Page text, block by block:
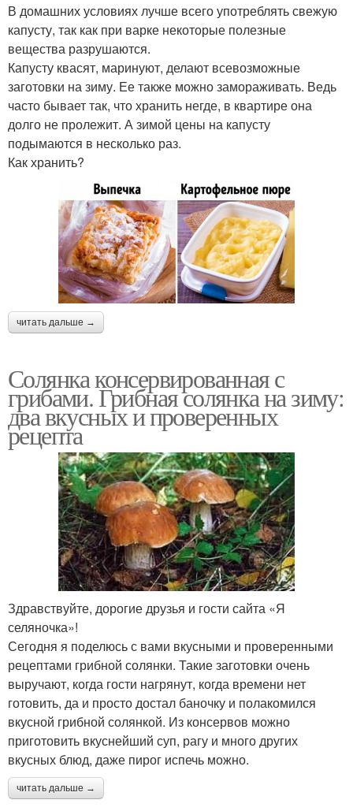
В домашних условиях лучше всего употреблять свежую
капусту, так как при варке некоторые полезные
вещества разрушаются.
Капусту квасят, маринуют, делают всевозможные
заготовки на зиму. Ее также можно замораживать. Ведь
часто бывает так, что хранить негде, в квартире она
долго не пролежит. А зимой цены на капусту
подымаются в несколько раз.
Как хранить?
читать дальше →
Солянка консервированная с
грибами. Грибная солянка на зиму:
два вкусных и проверенных
рецепта
Здравствуйте, дорогие друзья и гости сайта «Я
селяночка»!
Сегодня я поделюсь с вами вкусными и проверенными
рецептами грибной солянки. Такие заготовки очень
выручают, когда гости нагрянут, когда времени нет
готовить, да и просто достал баночку и полакомился
вкусной грибной солянкой. Из консервов можно
приготовить вкуснейший суп, рагу и много других
вкусных блюд, даже пирог испечь можно.
читать дальше →